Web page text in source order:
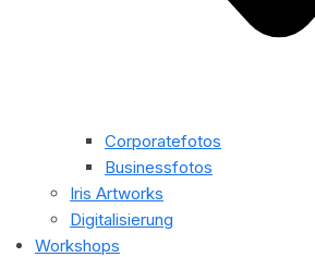
Corporatefotos
Businessfotos
Iris Artworks
Digitalisierung
Workshops